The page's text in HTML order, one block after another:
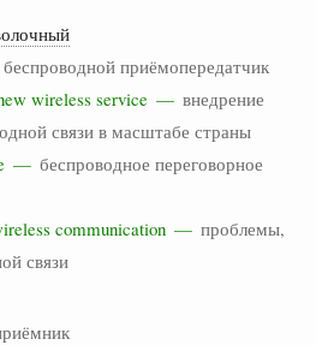
беспроводной приёмопередатчик
wireless service — внедрение
связи в масштабе страны
— беспроводное переговорное
communication — проблемы,
связи